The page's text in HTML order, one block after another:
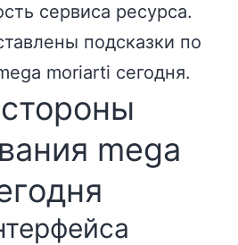
сервиса ресурса.
подсказки по
moriarti сегодня.
mega